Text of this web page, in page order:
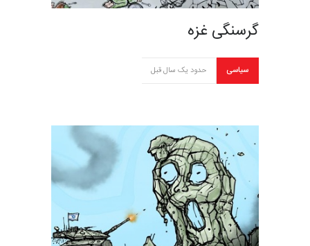
گرسنگی غزه
سیاسی حدود یک سال قبل